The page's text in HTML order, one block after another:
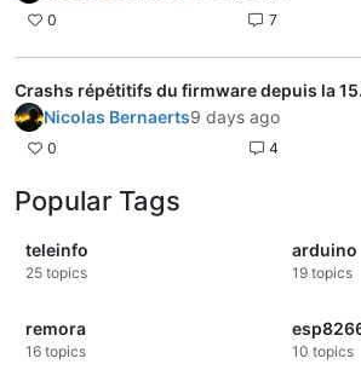
0 7
Crashs répétitifs du firmware depuis la
Nicolas Bernaerts9 days ago
0 4
Popular Tags
teleinfo
25 topics
arduino
19 topics
remora
16 topics 10 topics